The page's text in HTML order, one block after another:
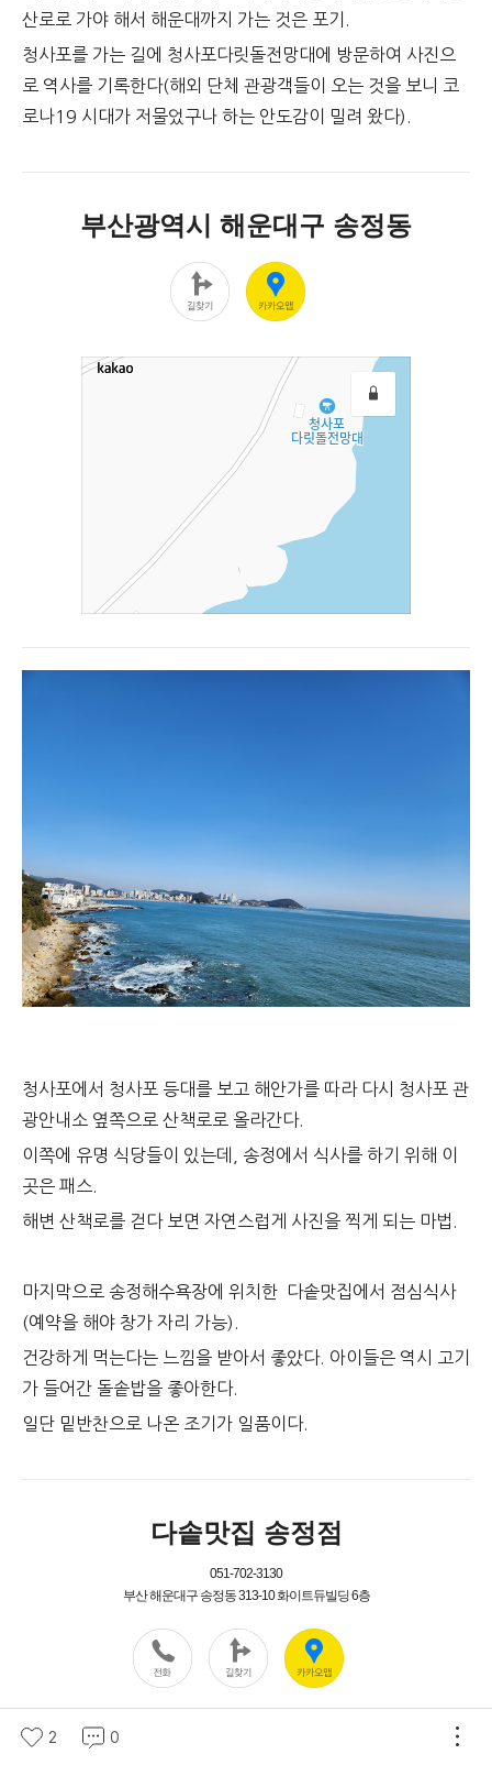
산로로 가야 해서 해운대까지 가는 것은 포기.
청사포를 가는 길에 청사포다릿돌전망대에 방문하여 사진으
로 역사를 기록한다(해외 단체 관광객들이 오는 것을 보니 코
로나19 시대가 저물었구나 하는 안도감이 밀려 왔다).
청사포에서 청사포 등대를 보고 해안가를 따라 다시 청사포 관
광안내소 옆쪽으로 산책로로 올라간다.
이쪽에 유명 식당들이 있는데, 송정에서 식사를 하기 위해 이
곳은 패스.
해변 산책로를 걷다 보면 자연스럽게 사진을 찍게 되는 마법.
마지막으로 송정해수욕장에 위치한 다솥맛집에서 점심식사
(예약을 해야 창가 자리 가능).
건강하게 먹는다는 느낌을 받아서 좋았다. 아이들은 역시 고기
가 들어간 돌솥밥을 좋아한다.
일단 밑반찬으로 나온 조기가 일품이다.
2 0